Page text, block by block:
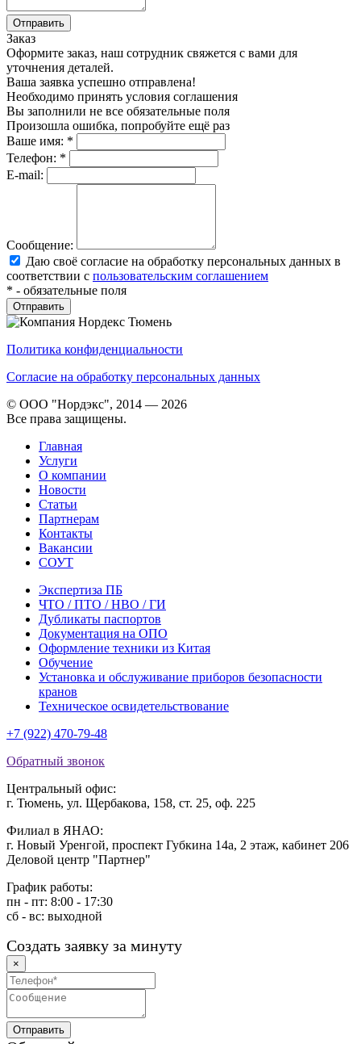
Заказ
Оформите заказ, наш сотрудник свяжется с вами для
уточнения деталей.
Ваша заявка успешно отправлена!
Необходимо принять условия соглашения
Вы заполнили не все обязательные поля
Произошла ошибка, попробуйте ещё раз
Ваше имя: *
Телефон: *
E-mail:
Сообщение:
Даю своё согласие на обработку персональных данных в
соответствии с пользовательским соглашением
* - обязательные поля
Политика конфиденциальности
Согласие на обработку персональных данных
© ООО "Нордэкс", 2014 — 2026
Все права защищены.
Главная
Услуги
О компании
Новости
Статьи
Партнерам
Контакты
Вакансии
СОУТ
Экспертиза ПБ
ЧТО / ПТО / НВО / ГИ
Дубликаты паспортов
Документация на ОПО
Оформление техники из Китая
Обучение
Установка и обслуживание приборов безопасности
кранов
Техническое освидетельствование
+7 (922) 470-79-48
Обратный звонок
Центральный офис:
г. Тюмень, ул. Щербакова, 158, ст. 25, оф. 225
Филиал в ЯНАО:
г. Новый Уренгой, проспект Губкина 14а, 2 этаж, кабинет 206
Деловой центр "Партнер"
График работы:
пн - пт: 8:00 - 17:30
сб - вс: выходной
Создать заявку за минуту
×